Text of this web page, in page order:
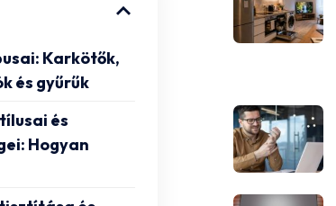
Karkötők,
és gyűrűk
és
Hogyan